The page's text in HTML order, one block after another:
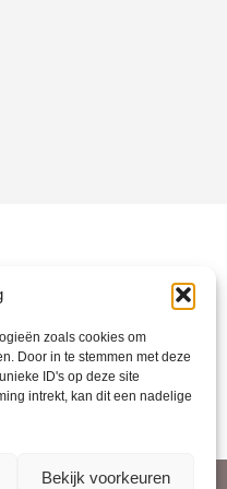
zoals cookies om
Door in te stemmen met deze
ID's op deze site
intrekt, kan dit een nadelige
Bekijk voorkeuren